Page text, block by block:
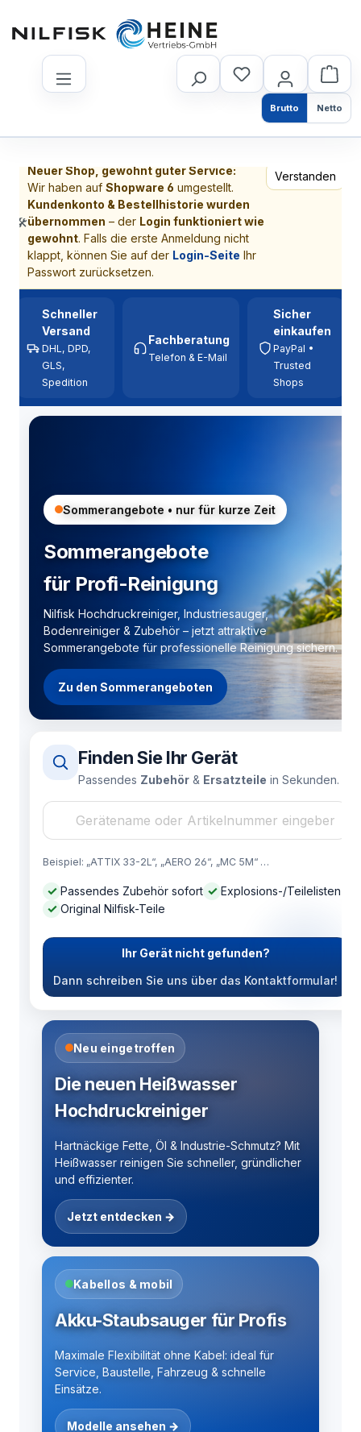
Brutto Netto
🛠️
Neuer Shop, gewohnt guter Service:
Wir haben auf Shopware 6 umgestellt.
Kundenkonto & Bestellhistorie wurden
übernommen – der Login funktioniert wie
gewohnt. Falls die erste Anmeldung nicht
klappt, können Sie auf der Login-Seite Ihr
Passwort zurücksetzen.
Verstanden
Schneller
Versand
DHL, DPD,
GLS,
Spedition
Fachberatung
Telefon & E-Mail
Sicher
einkaufen
PayPal •
Trusted
Shops
Sommerangebote • nur für kurze Zeit
Sommerangebote
für Profi-Reinigung
Nilfisk Hochdruckreiniger, Industriesauger,
Bodenreiniger & Zubehör – jetzt attraktive
Sommerangebote für professionelle Reinigung sichern.
Zu den Sommerangeboten
Finden Sie Ihr Gerät
Passendes Zubehör & Ersatzteile in Sekunden.
Geräte-Suche
Beispiel: „ATTIX 33-2L“, „AERO 26“, „MC 5M“ …
✓ Passendes Zubehör sofort ✓ Explosions-/Teilelisten
✓ Original Nilfisk-Teile
Ihr Gerät nicht gefunden?
Dann schreiben Sie uns über das Kontaktformular!
Neu eingetroffen
Die neuen Heißwasser
Hochdruckreiniger
Hartnäckige Fette, Öl & Industrie-Schmutz? Mit
Heißwasser reinigen Sie schneller, gründlicher
und effizienter.
Jetzt entdecken →
Kabellos & mobil
Akku-Staubsauger für Profis
Maximale Flexibilität ohne Kabel: ideal für
Service, Baustelle, Fahrzeug & schnelle
Einsätze.
Modelle ansehen →